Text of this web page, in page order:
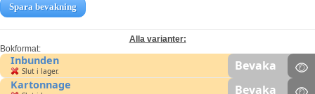
Spara bevakning
Alla varianter:
Bokformat:
Inbunden
Slut i lager. Bevaka
Kartonnage Bevaka